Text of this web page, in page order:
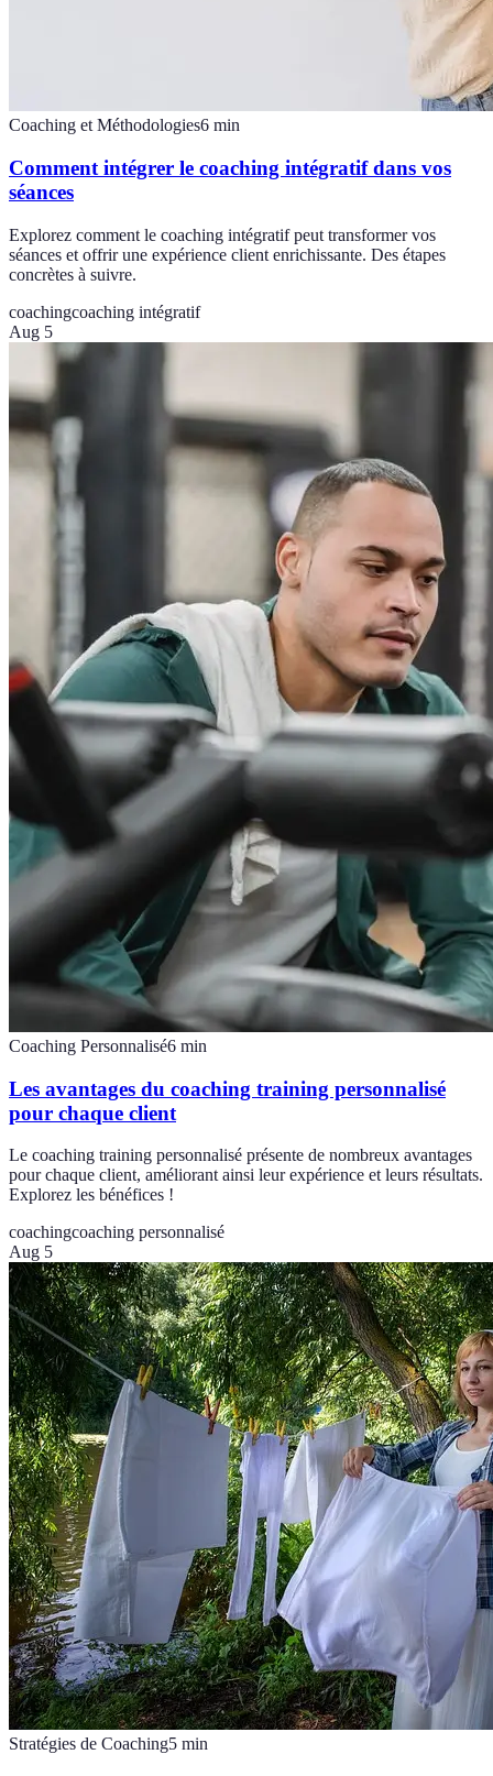
Coaching et Méthodologies6 min
Comment intégrer le coaching intégratif dans vos
séances
Explorez comment le coaching intégratif peut transformer vos
séances et offrir une expérience client enrichissante. Des étapes
concrètes à suivre.
coachingcoaching intégratif
Aug 5
Coaching Personnalisé6 min
Les avantages du coaching training personnalisé
pour chaque client
Le coaching training personnalisé présente de nombreux avantages
pour chaque client, améliorant ainsi leur expérience et leurs résultats.
Explorez les bénéfices !
coachingcoaching personnalisé
Aug 5
Stratégies de Coaching5 min